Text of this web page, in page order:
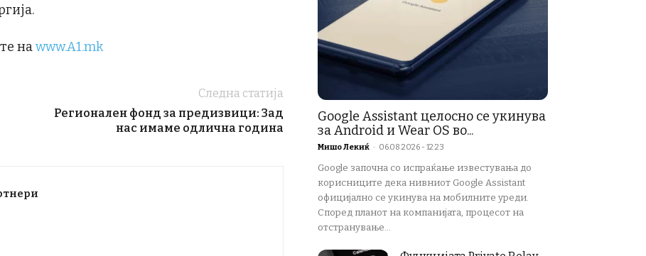
наwww.A1.mk
Следна статија
Регионален фонд за предизвици: Зад
нас имаме одлична година
Google Assistant целосно се укинува
за Android и Wear OS во...
Мишо Лекиќ - 06.08.2026 - 12:23
Google започна со испраќање известувања до
корисниците дека нивниот Google Assistant
официјално се укинува на мобилните уреди.
Според планот на компанијата, процесот на
отстранување...